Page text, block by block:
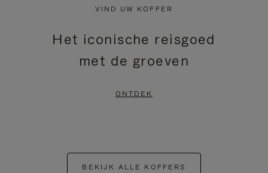
VIND UW KOFFER
Het iconische reisgoed
met de groeven
ONTDEK
BEKIJK ALLE KOFFERS